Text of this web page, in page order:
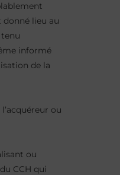
donné lieu au
informé
de la
ou
ou
CCH qui